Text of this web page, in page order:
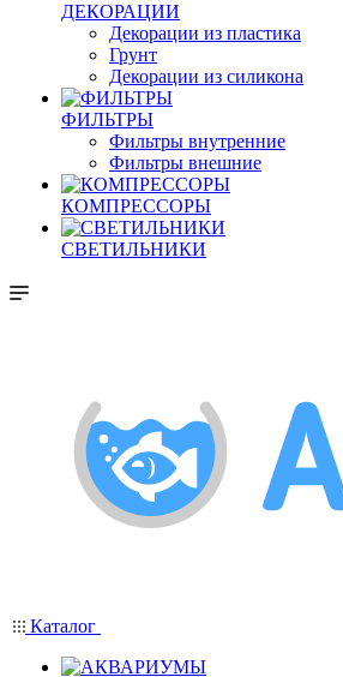
ДЕКОРАЦИИ
Декорации из пластика
Грунт
Декорации из силикона
ФИЛЬТРЫ
Фильтры внутренние
Фильтры внешние
КОМПРЕССОРЫ
СВЕТИЛЬНИКИ
Каталог